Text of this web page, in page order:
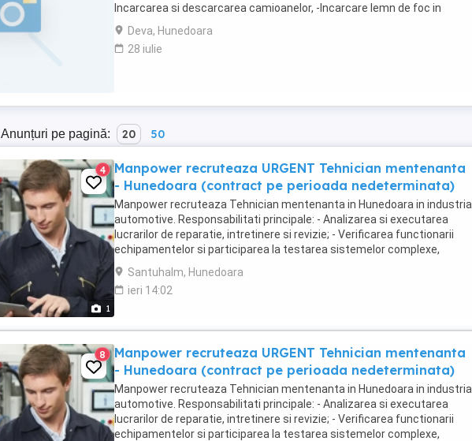
Incarcarea si descarcarea camioanelor, -Incarcare lemn de foc in
camionete - Manipularea si transportarea paletilor ...
Deva, Hunedoara
28 iulie
Anunțuri pe pagină: 20 50
1
4
Manpower recruteaza URGENT Tehnician mentenanta
- Hunedoara (contract pe perioada nedeterminata)
Manpower recruteaza Tehnician mentenanta in Hunedoara in industria
automotive. Responsabilitati principale: - Analizarea si executarea
lucrarilor de reparatie, intretinere si revizie; - Verificarea functionarii
echipamentelor si participarea la testarea sistemelor complexe,
utilizand sisteme de diagnosticare ...
Santuhalm, Hunedoara
ieri 14:02
8
Manpower recruteaza URGENT Tehnician mentenanta
- Hunedoara (contract pe perioada nedeterminata)
Manpower recruteaza Tehnician mentenanta in Hunedoara in industria
automotive. Responsabilitati principale: - Analizarea si executarea
lucrarilor de reparatie, intretinere si revizie; - Verificarea functionarii
echipamentelor si participarea la testarea sistemelor complexe,